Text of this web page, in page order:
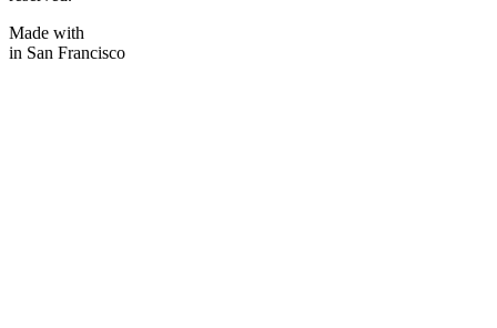
Made with
in San Francisco